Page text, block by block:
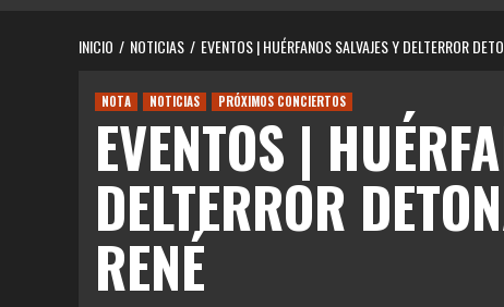
INICIO NOTICIAS EVENTOS | HUÉRFANOS SALVAJES Y DELTERROR
NOTA NOTICIAS PRÓXIMOS CONCIERTOS
EVENTOS |
DELTERROR
RENÉ